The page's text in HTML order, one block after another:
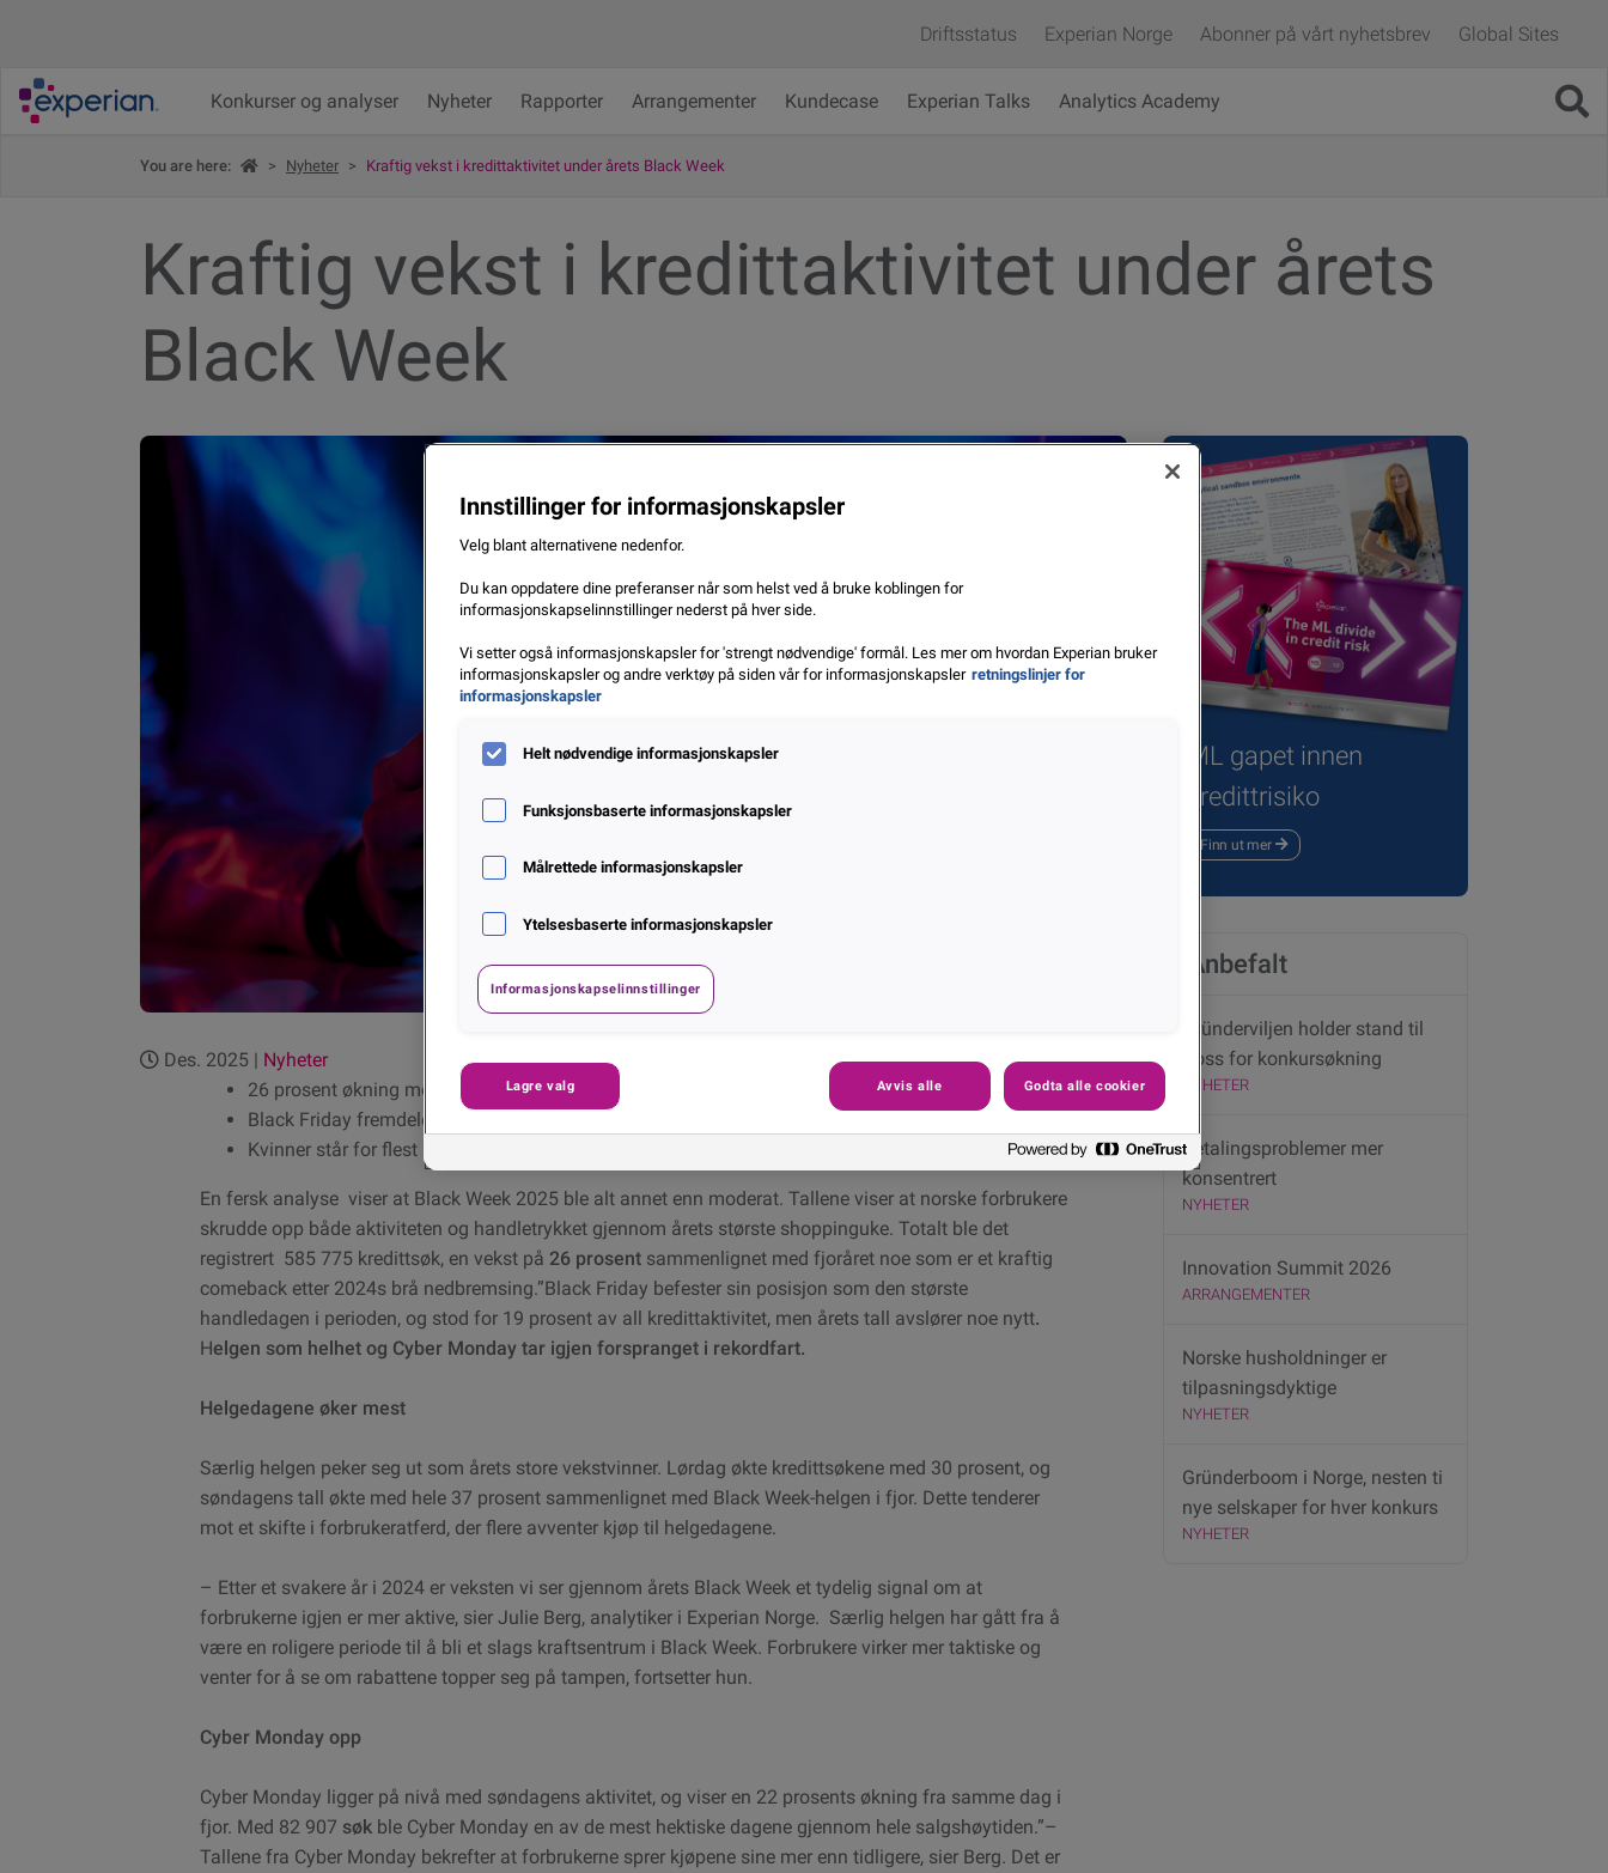
Driftsstatus Experian Norge Abonner på vårt nyhetsbrev Global Sites
Konkurser og analyser Nyheter Rapporter Arrangementer Kundecase Experian Talks Analytics Academy
You are here: > Nyheter > Kraftig vekst i kredittaktivitet under årets Black Week
Kraftig vekst i kredittaktivitet under årets
Black Week
Des. 2025 | Nyheter
Del
26 prosent økning mot fjoråret
Black Friday fremdeles størst, Cyber Monday i vekst
Kvinner står for flest kredittsøk under Black Week
En fersk analyse viser at Black Week 2025 ble alt annet enn moderat. Tallene viser at norske forbrukere
skrudde opp både aktiviteten og handletrykket gjennom årets største shoppinguke. Totalt ble det
registrert 585 775 kredittsøk, en vekst på 26 prosent sammenlignet med fjoråret noe som er et kraftig
comeback etter 2024s brå nedbremsing.”Black Friday befester sin posisjon som den største
handledagen i perioden, og stod for 19 prosent av all kredittaktivitet, men årets tall avslører noe nytt.
Helgen som helhet og Cyber Monday tar igjen forspranget i rekordfart.
Helgedagene øker mest
Særlig helgen peker seg ut som årets store vekstvinner. Lørdag økte kredittsøkene med 30 prosent, og
søndagens tall økte med hele 37 prosent sammenlignet med Black Week-helgen i fjor. Dette tenderer
mot et skifte i forbrukeratferd, der flere avventer kjøp til helgedagene.
– Etter et svakere år i 2024 er veksten vi ser gjennom årets Black Week et tydelig signal om at
forbrukerne igjen er mer aktive, sier Julie Berg, analytiker i Experian Norge. Særlig helgen har gått fra å
være en roligere periode til å bli et slags kraftsentrum i Black Week. Forbrukere virker mer taktiske og
venter for å se om rabattene topper seg på tampen, fortsetter hun.
Cyber Monday opp
Cyber Monday ligger på nivå med søndagens aktivitet, og viser en 22 prosents økning fra samme dag i
fjor. Med 82 907 søk ble Cyber Monday en av de mest hektiske dagene gjennom hele salgshøytiden.”–
Tallene fra Cyber Monday bekrefter at forbrukerne sprer kjøpene sine mer enn tidligere, sier Berg. Det er
ML gapet innen
kredittrisiko
Finn ut mer
Anbefalt
Gründerviljen holder stand til
tross for konkursøkning
NYHETER
Betalingsproblemer mer
konsentrert
NYHETER
Innovation Summit 2026
ARRANGEMENTER
Norske husholdninger er
tilpasningsdyktige
NYHETER
Gründerboom i Norge, nesten ti
nye selskaper for hver konkurs
NYHETER
Innstillinger for informasjonskapsler
Velg blant alternativene nedenfor.
Du kan oppdatere dine preferanser når som helst ved å bruke koblingen for
informasjonskapselinnstillinger nederst på hver side.
Vi setter også informasjonskapsler for 'strengt nødvendige' formål. Les mer om hvordan Experian bruker
informasjonskapsler og andre verktøy på siden vår for informasjonskapsler retningslinjer for
informasjonskapsler
Helt nødvendige informasjonskapsler
Funksjonsbaserte informasjonskapsler
Målrettede informasjonskapsler
Ytelsesbaserte informasjonskapsler
Informasjonskapselinnstillinger
Lagre valg Avvis alle Godta alle cookier